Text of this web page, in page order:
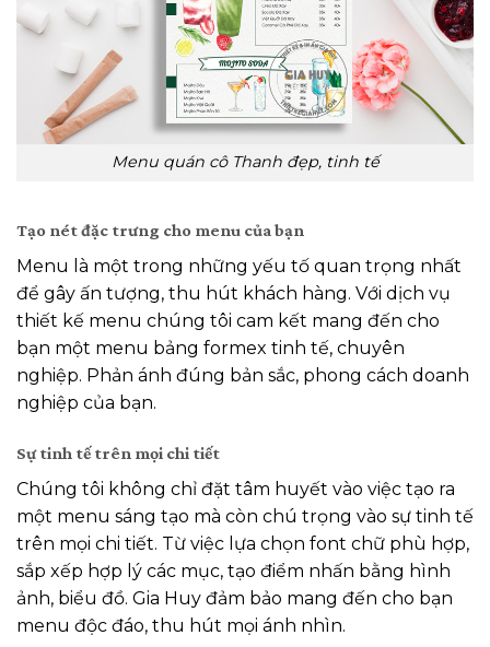
Menu quán cô Thanh đẹp, tinh tế
Tạo nét đặc trưng cho menu của bạn
Menu là một trong những yếu tố quan trọng nhất
để gây ấn tượng, thu hút khách hàng. Với dịch vụ
thiết kế menu chúng tôi cam kết mang đến cho
bạn một menu bảng formex tinh tế, chuyên
nghiệp. Phản ánh đúng bản sắc, phong cách doanh
nghiệp của bạn.
Sự tinh tế trên mọi chi tiết
Chúng tôi không chỉ đặt tâm huyết vào việc tạo ra
một menu sáng tạo mà còn chú trọng vào sự tinh tế
trên mọi chi tiết. Từ việc lựa chọn font chữ phù hợp,
sắp xếp hợp lý các mục, tạo điểm nhấn bằng hình
ảnh, biểu đồ. Gia Huy đảm bảo mang đến cho bạn
menu độc đáo, thu hút mọi ánh nhìn.